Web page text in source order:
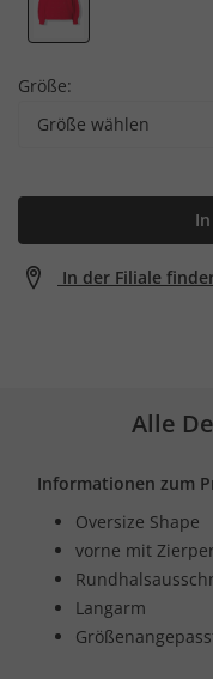
Größe:
Größe wählen
In der Filiale
Alle
Informationen zum
Oversize Shape
vorne mit
Langarm